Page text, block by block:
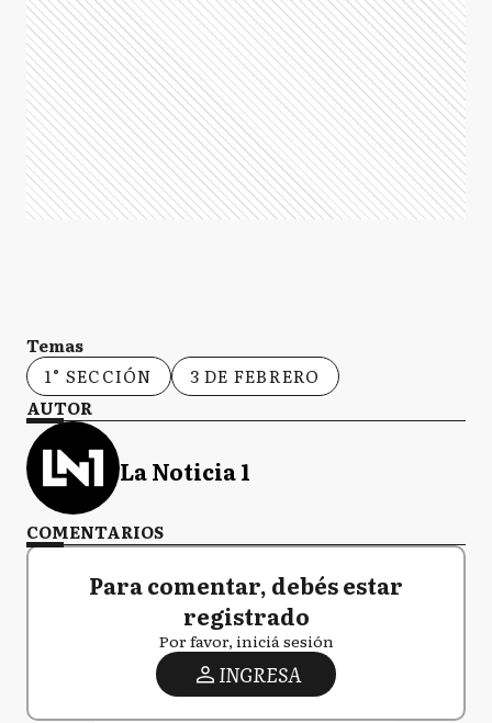
Temas
1° SECCIÓN
3 DE FEBRERO
AUTOR
La Noticia 1
COMENTARIOS
Para comentar, debés estar
registrado
Por favor, iniciá sesión
INGRESA